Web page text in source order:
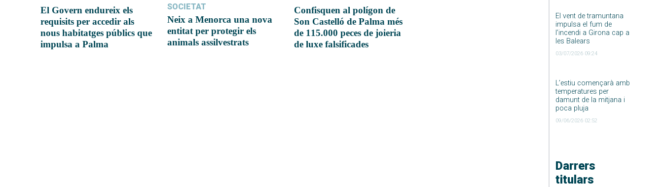
El vent de tramuntana
impulsa el fum de
l’incendi a Girona cap a
les Balears
03/07/2026 09:24
L’estiu començarà amb
temperatures per
damunt de la mitjana i
poca pluja
09/06/2026 02:52
Darrers
titulars
El Govern endureix els
requisits per accedir als
nous habitatges públics que
impulsa a Palma
SOCIETAT
Neix a Menorca una nova
entitat per protegir els
animals assilvestrats
Confisquen al polígon de
Son Castelló de Palma més
de 115.000 peces de joieria
de luxe falsificades